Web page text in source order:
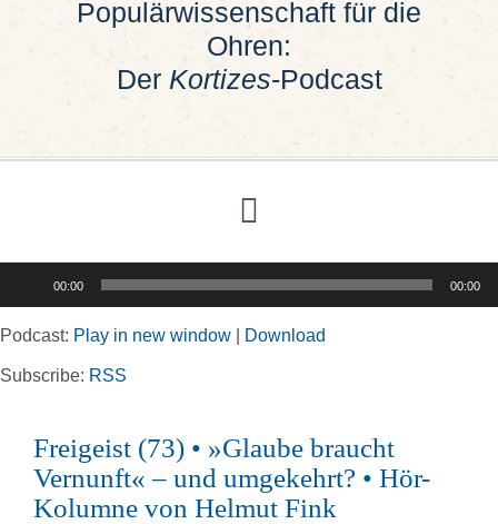
Populärwissenschaft für die
Ohren:
Der Kortizes-Podcast
Toggle
Navigation
Rubriken
Kortizes Website
00:00 00:00
Podcast: Play in new window Download
Subscribe: RSS
Freigeist (73) • »Glaube braucht
Vernunft« – und umgekehrt? • Hör-
Kolumne von Helmut Fink